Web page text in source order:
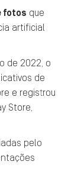
fotos que
artificial
de 2022, o
de
e registrou
Store,
pelo